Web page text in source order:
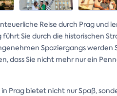
Reise durch Prag und
Sie durch die historischen
Spaziergangs
dass Sie nicht mehr nur ein
in Prag bietet nicht nur Spaß,